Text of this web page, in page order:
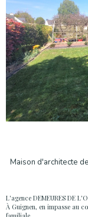
Maison d'architecte
L'agence DEMEURES DE
À Guignen, en impasse au